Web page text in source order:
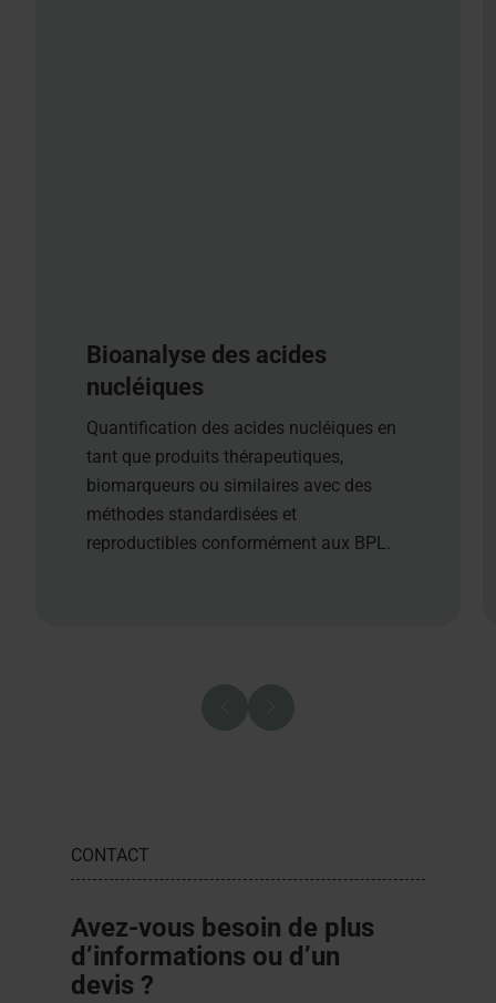
Bioanalyse des acides
nucléiques
Quantification des acides nucléiques en
tant que produits thérapeutiques,
biomarqueurs ou similaires avec des
méthodes standardisées et
reproductibles conformément aux BPL.
CONTACT
Avez-vous besoin de plus
d’informations ou d’un
devis ?